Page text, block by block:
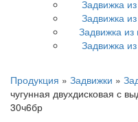
Задвижка
Задвижка
Задвижка
Задвижка
Продукция » Задвижки »
чугунная двухдисковая с
30ч6бр